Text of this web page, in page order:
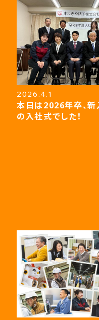
2026.4.1
本日は2026年卒、
の入社式でした！